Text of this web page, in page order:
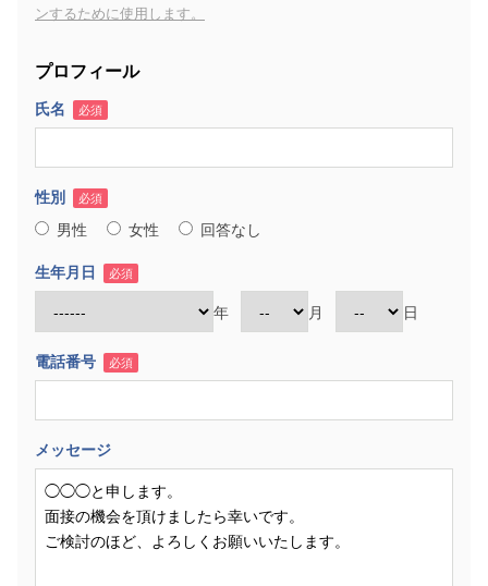
ンするために使用します。
プロフィール
氏名 必須
性別 必須
男性 女性
回答なし
生年月日
必須
年 月 日
電話番号 必須
メッセージ